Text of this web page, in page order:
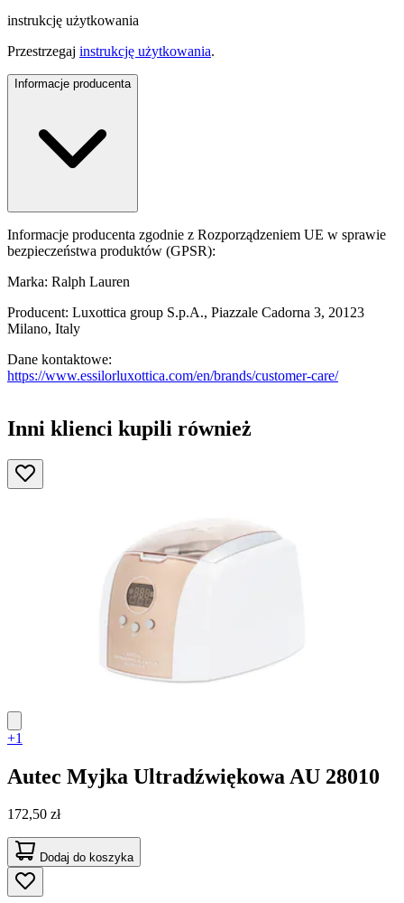
instrukcję użytkowania
Przestrzegaj instrukcję użytkowania.
Informacje producenta
Informacje producenta zgodnie z Rozporządzeniem UE w sprawie
bezpieczeństwa produktów (GPSR):
Marka: Ralph Lauren
Producent: Luxottica group S.p.A., Piazzale Cadorna 3, 20123
Milano, Italy
Dane kontaktowe:
https://www.essilorluxottica.com/en/brands/customer-care/
Inni klienci kupili również
+1
Autec Myjka Ultradźwiękowa AU 28010
172,50 zł
Dodaj do koszyka